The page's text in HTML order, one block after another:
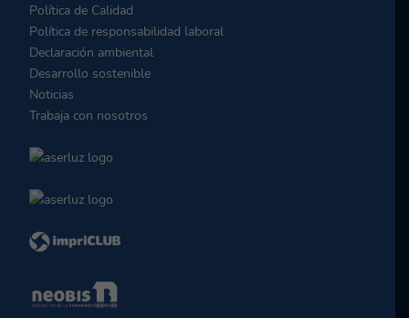
Política de Calidad
Política de responsabilidad laboral
Declaración ambiental
Desarrollo sostenible
Noticias
Trabaja con nosotros